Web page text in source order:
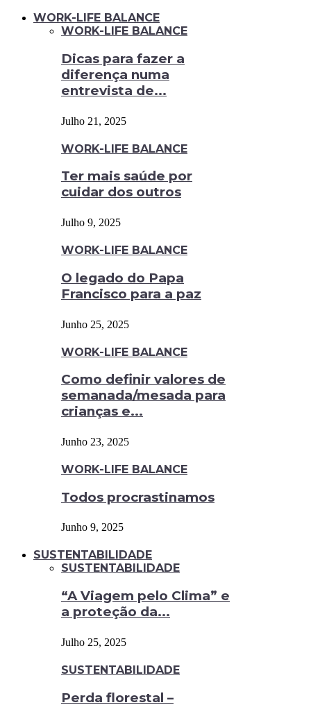
WORK-LIFE BALANCE
WORK-LIFE BALANCE
Dicas para fazer a
diferença numa
entrevista de...
Julho 21, 2025
WORK-LIFE BALANCE
Ter mais saúde por
cuidar dos outros
Julho 9, 2025
WORK-LIFE BALANCE
O legado do Papa
Francisco para a paz
Junho 25, 2025
WORK-LIFE BALANCE
Como definir valores de
semanada/mesada para
crianças e...
Junho 23, 2025
WORK-LIFE BALANCE
Todos procrastinamos
Junho 9, 2025
SUSTENTABILIDADE
SUSTENTABILIDADE
“A Viagem pelo Clima” e
a proteção da...
Julho 25, 2025
SUSTENTABILIDADE
Perda florestal –